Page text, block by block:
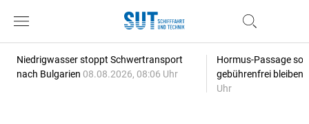
Niedrigwasser stoppt Schwertransport
nach Bulgarien 08.08.2026, 08:06 Uhr
Hormus-Passage
gebührenfrei bleiben
Uhr